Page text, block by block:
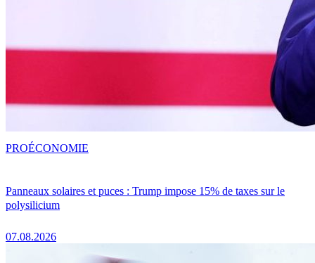
Panneaux solaires et puces : Trump impose 15% de taxes sur le
polysilicium
07.08.2026
PROÉCONOMIE